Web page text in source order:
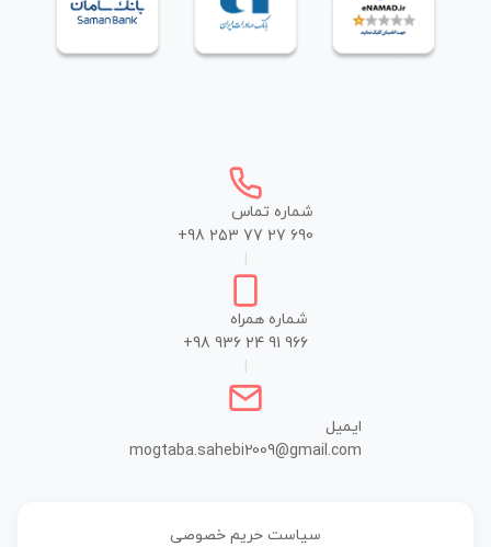
شماره تماس
+98 253 77 27 690
شماره همراه
+98 936 24 91 966
ایمیل
mogtaba.sahebi2009@gmail.com
سیاست حریم خصوصی